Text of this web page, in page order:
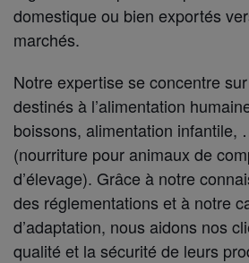
domestique ou bien exportés
marchés.
Notre expertise se concentre
destinés à l’alimentation
boissons, alimentation infantile,
(nourriture pour animaux de
d’élevage). Grâce à notre
des réglementations et à notre
d’adaptation, nous aidons nos
qualité et la sécurité de leurs